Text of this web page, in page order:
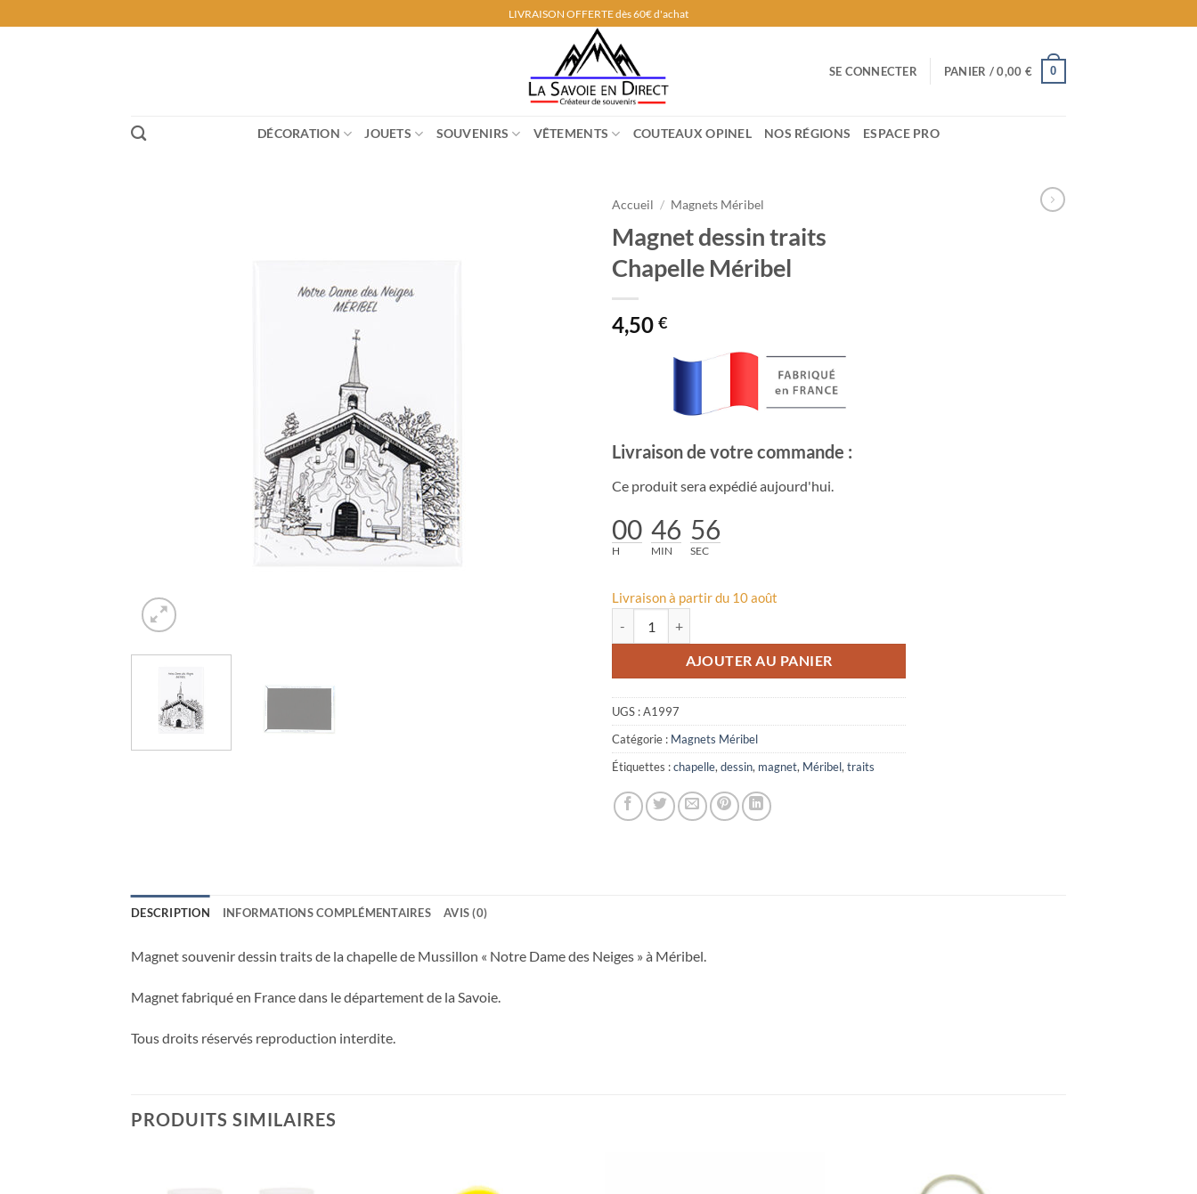
au
LIVRAISON OFFERTE dès 60€ d'achat
SE CONNECTER PANIER /0,00 € 0
DÉCORATION JOUETS SOUVENIRS VÊTEMENTS COUTEAUX OPINEL NOS RÉGIONS ESPACE PRO
Accueil / Magnets Méribel
Magnet dessin traits
Chapelle Méribel
4,50 €
Livraison de votre commande :
Ce produit sera expédié aujourd'hui.
00
H
46
MIN
55
SEC
Livraison à partir du 10 août
AJOUTER AU PANIER
UGS :A1997
Catégorie : Magnets Méribel
Étiquettes :chapelle, dessin, magnet, Méribel, traits
DESCRIPTION INFORMATIONS COMPLÉMENTAIRES AVIS (0)
Magnet souvenir dessin traits de la chapelle de Mussillon « Notre Dame des Neiges » à Méribel.
Magnet fabriqué en France dans le département de la Savoie.
Tous droits réservés reproduction interdite.
PRODUITS SIMILAIRES